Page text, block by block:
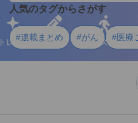
人気のタグからさがす
#連載まとめ #がん #医療
トレンド
学ぶ ライフスタイル